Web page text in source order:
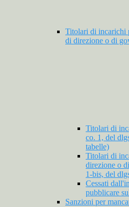
Titolari di incarichi
di direzione o di
Titolari di
co. 1, del
tabelle)
Titolari di
direzione o
1-bis, del
Cessati
pubblicare
Sanzioni per